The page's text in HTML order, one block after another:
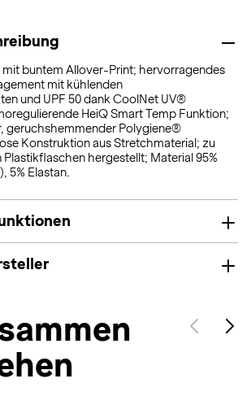
buntem Allover-Print; hervorragendes
mit kühlenden
und UPF 50 dank CoolNet UV®
HeiQ Smart Temp Funktion;
geruchshemmender Polygiene®
Konstruktion aus Stretchmaterial; zu
Plastikflaschen hergestellt; Material 95%
5% Elastan.